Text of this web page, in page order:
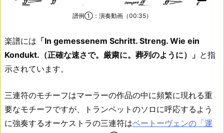
譜例①：演奏動画（00:35）
楽譜には 「In gemessenem Schritt. Streng. Wie ein
Kondukt.（正確な速さで。厳粛に。葬列のように）」 と指
示されています。
三連符のモチーフはマーラーの作品の中に頻繁に現れる重
要なモチーフですが、トランペットのソロに呼応するよう
に強奏するオーケストラの三連符はベートーヴェンの「運